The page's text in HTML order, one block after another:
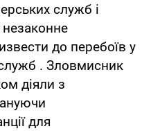
служб і
незаконне
до перебоїв у
. Зловмисник
діяли з
для